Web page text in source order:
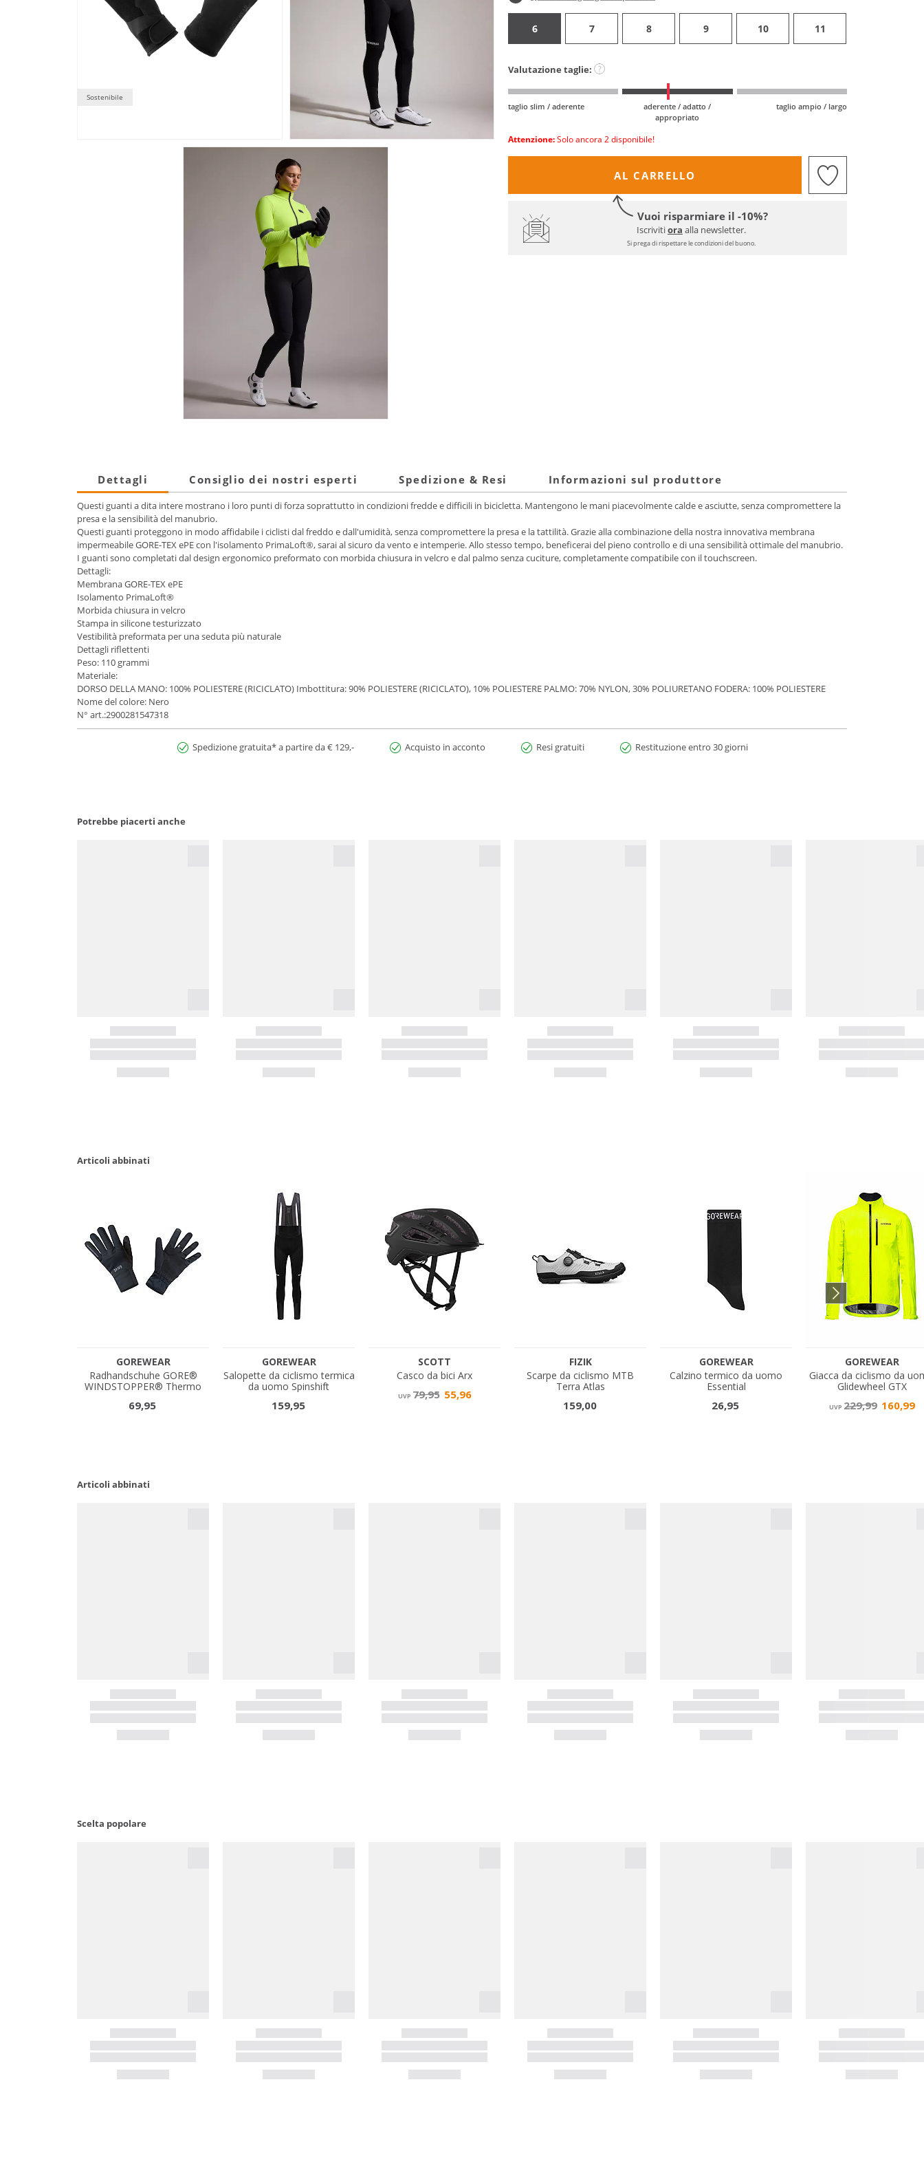
Sostenibile
6 7 8 9 10 11
Valutazione taglie: ?
taglio slim / aderente
aderente / adatto /
appropriato
taglio ampio / largo
Attenzione: Solo ancora 2 disponibile!
AL CARRELLO
Vuoi risparmiare il -10%?
Iscrivitiora alla newsletter.
Si prega di rispettare le condizioni del buono.
Dettagli Consiglio dei nostri esperti Spedizione & Resi Informazioni sul produttore
Questi guanti a dita intere mostrano i loro punti di forza soprattutto in condizioni fredde e difficili in bicicletta. Mantengono le mani piacevolmente calde e asciutte, senza compromettere la
presa e la sensibilità del manubrio.
Questi guanti proteggono in modo affidabile i ciclisti dal freddo e dall'umidità, senza compromettere la presa e la tattilità. Grazie alla combinazione della nostra innovativa membrana
impermeabile GORE-TEX ePE con l'isolamento PrimaLoft®, sarai al sicuro da vento e intemperie. Allo stesso tempo, beneficerai del pieno controllo e di una sensibilità ottimale del manubrio.
I guanti sono completati dal design ergonomico preformato con morbida chiusura in velcro e dal palmo senza cuciture, completamente compatibile con il touchscreen.
Dettagli:
Membrana GORE-TEX ePE
Isolamento PrimaLoft®
Morbida chiusura in velcro
Stampa in silicone testurizzato
Vestibilità preformata per una seduta più naturale
Dettagli riflettenti
Peso: 110 grammi
Materiale:
DORSO DELLA MANO: 100% POLIESTERE (RICICLATO) Imbottitura: 90% POLIESTERE (RICICLATO), 10% POLIESTERE PALMO: 70% NYLON, 30% POLIURETANO FODERA: 100% POLIESTERE
Nome del colore: Nero
N° art.:2900281547318
Spedizione gratuita* a partire da € 129,- Acquisto in acconto Resi gratuiti Restituzione entro 30 giorni
Potrebbe piacerti anche
Articoli abbinati
Articoli abbinati
Scelta popolare